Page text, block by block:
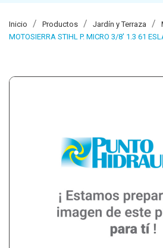
Inicio Productos Jardín y Terraza
MOTOSIERRA STIHL P. MICRO 3/8' 1.3 61